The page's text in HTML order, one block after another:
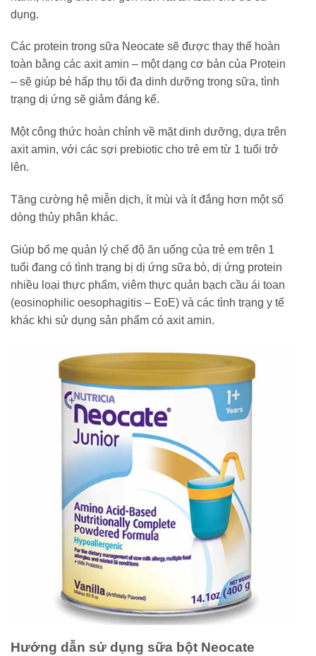
dụng.
Các protein trong sữa Neocate sẽ được thay thế hoàn
toàn bằng các axit amin – một dạng cơ bản của Protein
– sẽ giúp bé hấp thụ tối đa dinh dưỡng trong sữa, tình
trạng dị ứng sẽ giảm đáng kể.
Một công thức hoàn chỉnh về mặt dinh dưỡng, dựa trên
axit amin, với các sợi prebiotic cho trẻ em từ 1 tuổi trở
lên.
Tăng cường hệ miễn dịch, ít mùi và ít đắng hơn một số
dòng thủy phân khác.
Giúp bố mẹ quản lý chế độ ăn uống của trẻ em trên 1
tuổi đang có tình trạng bị dị ứng sữa bò, dị ứng protein
nhiều loại thực phẩm, viêm thực quản bạch cầu ái toan
(eosinophilic oesophagitis – EoE) và các tình trạng y tế
khác khi sử dụng sản phẩm có axit amin.
Hướng dẫn sử dụng sữa bột Neocate